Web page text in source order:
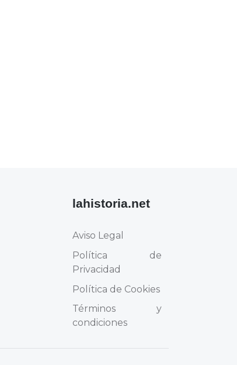
lahistoria.net
Aviso Legal
Política de
Privacidad
Política de Cookies
Términos y
condiciones